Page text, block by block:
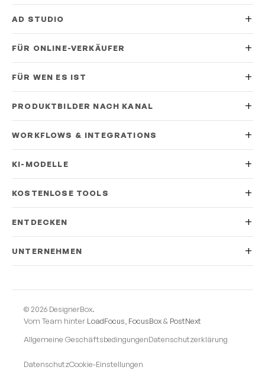
AD STUDIO
FÜR ONLINE-VERKÄUFER
FÜR WEN ES IST
PRODUKTBILDER NACH KANAL
WORKFLOWS & INTEGRATIONS
KI-MODELLE
KOSTENLOSE TOOLS
ENTDECKEN
UNTERNEHMEN
© 2026 DesignerBox.
Vom Team hinter LoadFocus FocusBox& PostNext
Allgemeine GeschäftsbedingungenDatenschutzerklärung
DatenschutzCookie-Einstellungen